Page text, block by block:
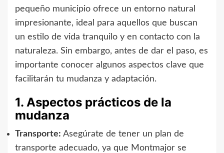
pequeño municipio ofrece un entorno natural
impresionante, ideal para aquellos que buscan
un estilo de vida tranquilo y en contacto con la
naturaleza. Sin embargo, antes de dar el paso, es
importante conocer algunos aspectos clave que
facilitarán tu mudanza y adaptación.
1. Aspectos prácticos de la
mudanza
Transporte: Asegúrate de tener un plan de
transporte adecuado, ya que Montmajor se